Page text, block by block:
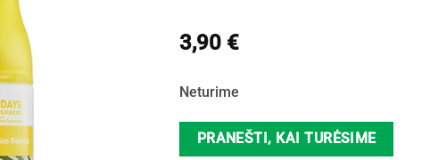
3,90 €
Neturime
PRANEŠTI, KAI TURĖSIME